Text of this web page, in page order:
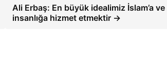
Ali Erbaş: En büyük idealimiz İslam’a ve
insanlığa hizmet etmektir →